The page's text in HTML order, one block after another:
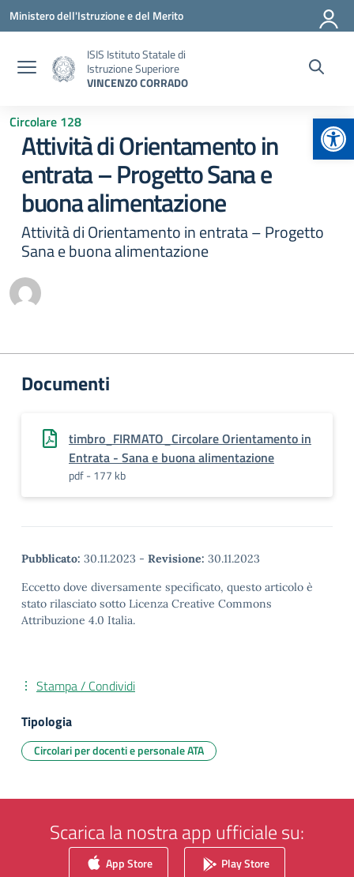
Vai ai contenuti
Vai al menu di navigazione
Vai al footer
Ministero dell'Istruzione e del Merito
ISIS Istituto Statale di
Istruzione Superiore
VINCENZO CORRADO
Circolare 128
Attività di Orientamento in
entrata – Progetto Sana e
buona alimentazione
Attività di Orientamento in entrata – Progetto
Sana e buona alimentazione
Documenti
timbro_FIRMATO_Circolare Orientamento in
Entrata - Sana e buona alimentazione
pdf - 177 kb
Pubblicato: 30.11.2023 - Revisione: 30.11.2023
Eccetto dove diversamente specificato, questo articolo è
stato rilasciato sotto Licenza Creative Commons
Attribuzione 4.0 Italia.
Stampa / Condividi
Tipologia
Circolari per docenti e personale ATA
Scarica la nostra app ufficiale su:
App Store Play Store